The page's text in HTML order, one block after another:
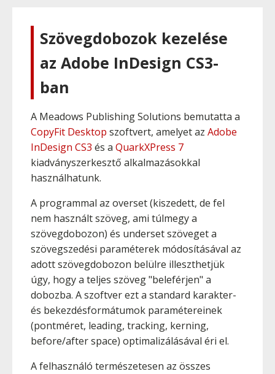
Szövegdobozok kezelése
az Adobe InDesign CS3-
ban
A Meadows Publishing Solutions bemutatta a
CopyFit Desktop szoftvert, amelyet az Adobe
InDesign CS3 és a QuarkXPress 7
kiadványszerkesztő alkalmazásokkal
használhatunk.
A programmal az overset (kiszedett, de fel
nem használt szöveg, ami túlmegy a
szövegdobozon) és underset szöveget a
szövegszedési paraméterek módosításával az
adott szövegdobozon belülre illeszthetjük
úgy, hogy a teljes szöveg "beleférjen" a
dobozba. A szoftver ezt a standard karakter-
és bekezdésformátumok paramétereinek
(pontméret, leading, tracking, kerning,
before/after space) optimalizálásával éri el.
A felhasználó természetesen az összes